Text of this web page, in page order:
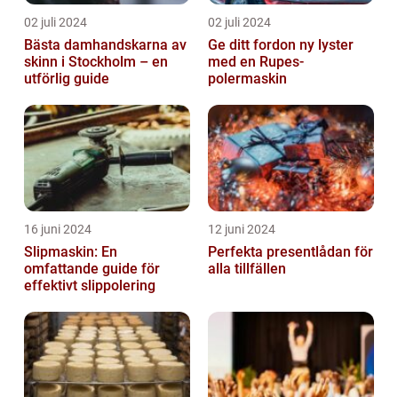
02 juli 2024
Bästa damhandskarna av
skinn i Stockholm – en
utförlig guide
02 juli 2024
Ge ditt fordon ny lyster
med en Rupes-
polermaskin
16 juni 2024
Slipmaskin: En
omfattande guide för
effektivt slippolering
12 juni 2024
Perfekta presentlådan för
alla tillfällen